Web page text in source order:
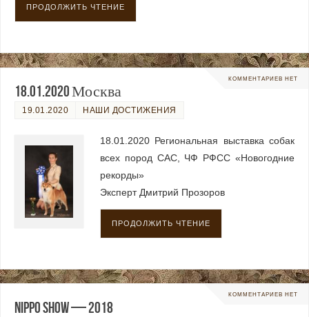
ПРОДОЛЖИТЬ ЧТЕНИЕ
КОММЕНТАРИЕВ НЕТ
18.01.2020 Москва
19.01.2020 НАШИ ДОСТИЖЕНИЯ
18.01.2020 Региональная выставка собак
всех пород САС, ЧФ РФСС «Новогодние
рекорды»
Эксперт Дмитрий Прозоров
ПРОДОЛЖИТЬ ЧТЕНИЕ
КОММЕНТАРИЕВ НЕТ
NIPPO show — 2018